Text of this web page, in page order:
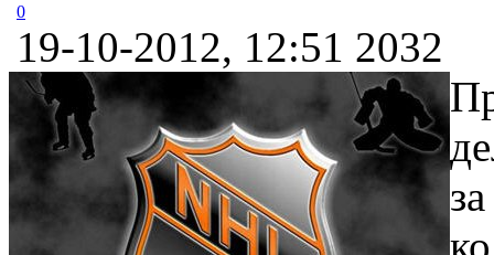
0
19-10-2012, 12:51 2032